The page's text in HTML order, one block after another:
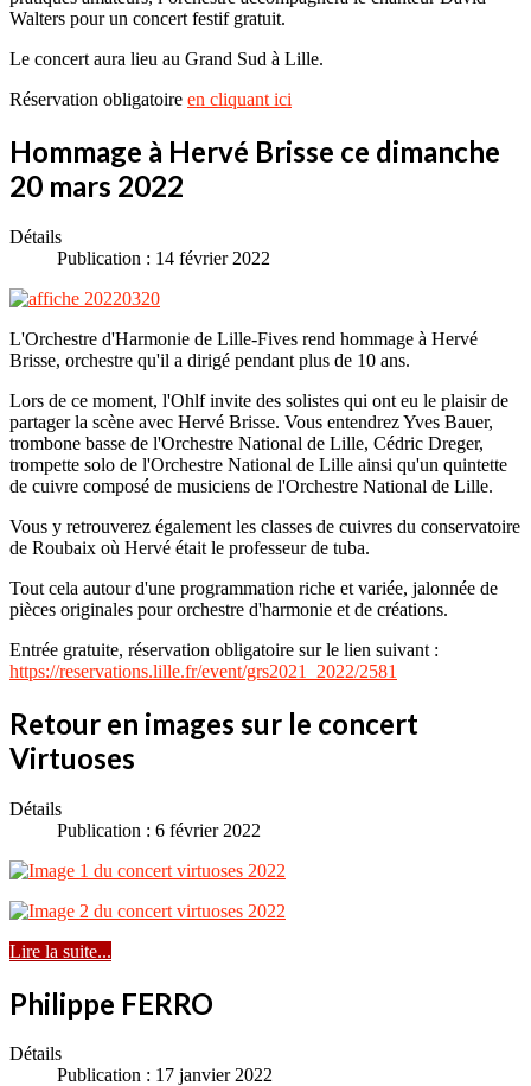
Walters pour un concert festif gratuit.
Le concert aura lieu au Grand Sud à Lille.
Réservation obligatoire en cliquant ici
Hommage à Hervé Brisse ce dimanche
20 mars 2022
Détails
Publication : 14 février 2022
L'Orchestre d'Harmonie de Lille-Fives rend hommage à Hervé
Brisse, orchestre qu'il a dirigé pendant plus de 10 ans.
Lors de ce moment, l'Ohlf invite des solistes qui ont eu le plaisir de
partager la scène avec Hervé Brisse. Vous entendrez Yves Bauer,
trombone basse de l'Orchestre National de Lille, Cédric Dreger,
trompette solo de l'Orchestre National de Lille ainsi qu'un quintette
de cuivre composé de musiciens de l'Orchestre National de Lille.
Vous y retrouverez également les classes de cuivres du conservatoire
de Roubaix où Hervé était le professeur de tuba.
Tout cela autour d'une programmation riche et variée, jalonnée de
pièces originales pour orchestre d'harmonie et de créations.
Entrée gratuite, réservation obligatoire sur le lien suivant :
https://reservations.lille.fr/event/grs2021_2022/2581
Retour en images sur le concert
Virtuoses
Détails
Publication : 6 février 2022
Lire la suite...
Philippe FERRO
Détails
Publication : 17 janvier 2022